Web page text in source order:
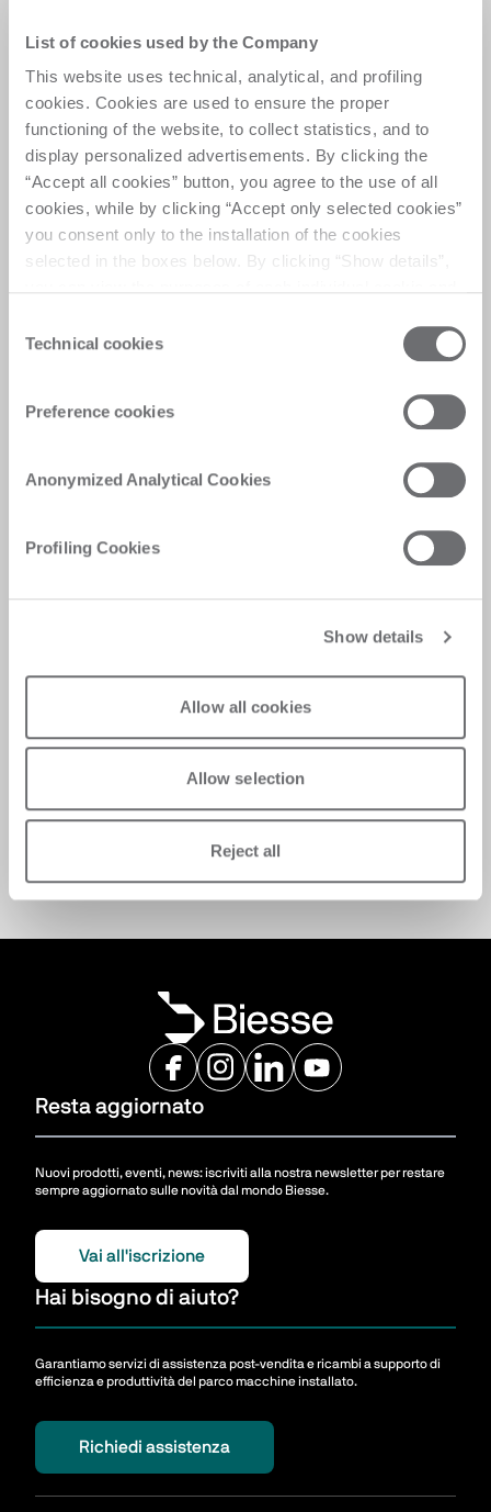
List of cookies used by the Company
This website uses technical, analytical, and profiling
cookies. Cookies are used to ensure the proper
functioning of the website, to collect statistics, and to
display personalized advertisements. By clicking the
“Accept all cookies” button, you agree to the use of all
cookies, while by clicking “Accept only selected cookies”
you consent only to the installation of the cookies
selected in the boxes below. By clicking “Show details”,
Click here to view the privacy policy.
Selection
Technical cookies
Preference cookies
Anonymized Analytical Cookies
Profiling Cookies
Show details
Allow all cookies
Allow selection
Reject all
Programmi Prime.
Garantisci un accesso rapido ai ricambi originali
attraverso programmi dedicati progettati per
ridurre i tempi di fermo e mantenere elevata la
produttività.
Richiedi assistenza
Approfitta di offerte esclusive sui ricambi
mantenendo la qualità e le prestazioni delle tue
Resta aggiornato
Nuovi prodotti, eventi, news: iscriviti alla nostra newsletter per restare
sempre aggiornato sulle novità dal mondo Biesse.
Vai all'iscrizione
Hai bisogno di aiuto?
Garantiamo servizi di assistenza post-vendita e ricambi a supporto di
efficienza e produttività del parco macchine installato.
Richiedi assistenza